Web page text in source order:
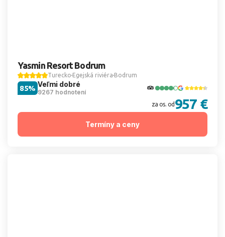
Yasmin Resort Bodrum
Turecko Egejská riviéra Bodrum
Veľmi dobré
9267 hodnotení
85%
za os. od 957 €
Termíny a ceny